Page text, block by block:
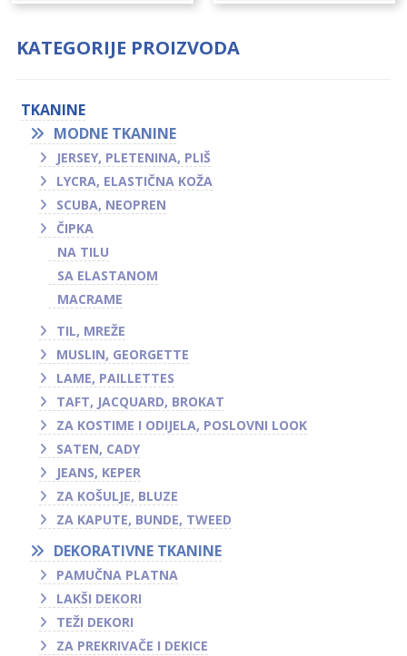
KATEGORIJE PROIZVODA
TKANINE
MODNE TKANINE
JERSEY, PLETENINA, PLIŠ
LYCRA, ELASTIČNA KOŽA
SCUBA, NEOPREN
ČIPKA
NA TILU
SA ELASTANOM
MACRAME
TIL, MREŽE
MUSLIN, GEORGETTE
LAME, PAILLETTES
TAFT, JACQUARD, BROKAT
ZA KOSTIME I ODIJELA, POSLOVNI LOOK
SATEN, CADY
JEANS, KEPER
ZA KOŠULJE, BLUZE
ZA KAPUTE, BUNDE, TWEED
DEKORATIVNE TKANINE
PAMUČNA PLATNA
LAKŠI DEKORI
TEŽI DEKORI
ZA PREKRIVAČE I DEKICE